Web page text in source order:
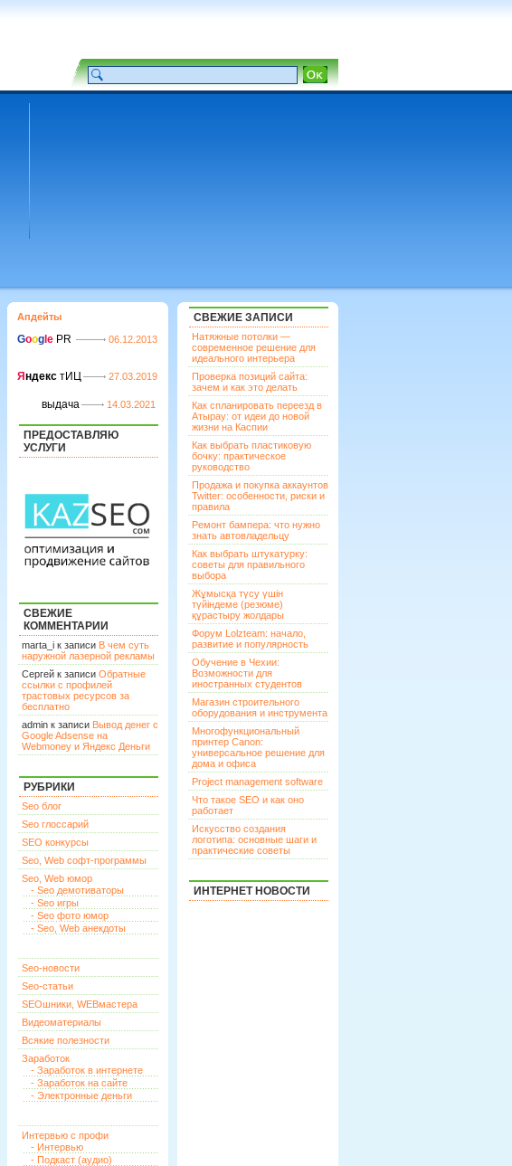
Апдейты
Goog le PR 06.12.2013
Я ндекс тИЦ 27.03.2019
выдача 14.03.2021
ПРЕДОСТАВЛЯЮ
УСЛУГИ
СВЕЖИЕ
КОММЕНТАРИИ
marta_i к записи В чем суть
наружной лазерной рекламы
Сергей к записи Обратные
ссылки с профилей
трастовых ресурсов за
бесплатно
admin к записи Вывод денег с
Google Adsense на
Webmoney и Яндекс Деньги
РУБРИКИ
Seo блог
Seo глоссарий
SEO конкурсы
Seo, Web софт-программы
Seo, Web юмор
- Seo демотиваторы
- Seo игры
- Seo фото юмор
- Seo, Web анекдоты
Seo-новости
Seo-статьи
SEOшники, WEBмастера
Видеоматериалы
Всякие полезности
Заработок
- Заработок в интернете
- Заработок на сайте
- Электронные деньги
Интервью с профи
- Интервью
- Подкаст (аудио)
СВЕЖИЕ ЗАПИСИ
Натяжные потолки —
современное решение для
идеального интерьера
Проверка позиций сайта:
зачем и как это делать
Как спланировать переезд в
Атырау: от идеи до новой
жизни на Каспии
Как выбрать пластиковую
бочку: практическое
руководство
Продажа и покупка аккаунтов
Twitter: особенности, риски и
правила
Ремонт бампера: что нужно
знать автовладельцу
Как выбрать штукатурку:
советы для правильного
выбора
Жұмысқа түсу үшін
түйіндеме (резюме)
құрастыру жолдары
Форум Lolzteam: начало,
развитие и популярность
Обучение в Чехии:
Возможности для
иностранных студентов
Магазин строительного
оборудования и инструмента
Многофункциональный
принтер Canon:
универсальное решение для
дома и офиса
Project management software
Что такое SEO и как оно
работает
Искусство создания
логотипа: основные шаги и
практические советы
ИНТЕРНЕТ НОВОСТИ